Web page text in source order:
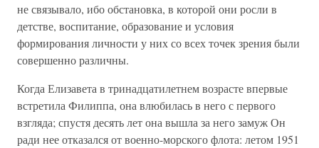
не связывало, ибо обстановка, в которой они росли в
детстве, воспитание, образование и условия
формирования личности у них со всех точек зрения были
совершенно различны.
Когда Елизавета в тринадцатилетнем возрасте впервые
встретила Филиппа, она влюбилась в него с первого
взгляда; спустя десять лет она вышла за него замуж Он
ради нее отказался от военно-морского флота: летом 1951